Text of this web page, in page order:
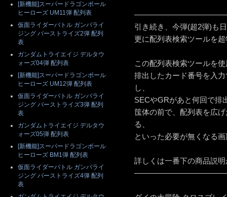
引き続き、今弾(超2弾)も
更に配列表検索ツールを
この配列表検索ツールを
排出したカード番号を入
し、
SECやGRがあと何回で排
筺体の前で、配列表を広
る、
といった必要が無くなる
詳しくは一番下の商品説
[新機能]スーパードラゴンボール
ヒーローズ UM11弾 配列表
仮面ライダーバトル ガンバライ
ジング バーストライズ2弾 配列
表
ガンダムトライエイジ デルタウ
ォーズ04弾 配列表
[新機能]スーパードラゴンボール
ヒーローズ UM12弾 配列表
仮面ライダーバトル ガンバライ
ジング バーストライズ3弾 配列
表
ガンダムトライエイジ デルタウ
ォーズ05弾 配列表
[新機能]スーパードラゴンボール
ヒーローズ BM1弾 配列表
仮面ライダーバトル ガンバライ
ジング バーストライズ4弾 配列
表